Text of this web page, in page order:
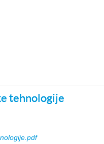
tehnologije